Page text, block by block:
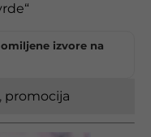
izvore na
, promocija